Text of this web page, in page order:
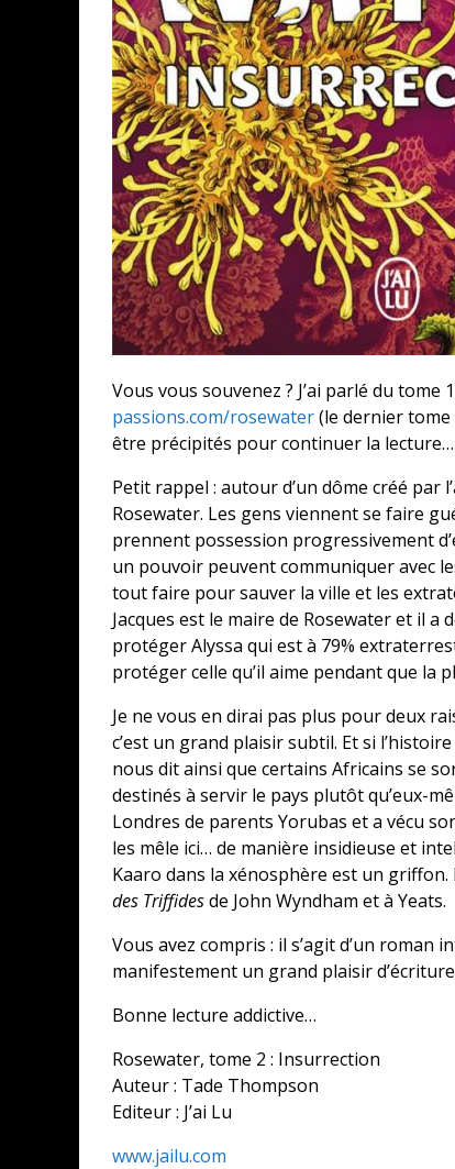
Vous vous souvenez ? J’ai parlé du tome
passions.com/rosewater(le dernier
être précipités pour continuer la lecture…
Petit rappel : autour d’un dôme créé par
Rosewater. Les gens viennent se faire
prennent possession progressivement
un pouvoir peuvent communiquer avec
tout faire pour sauver la ville et les
Jacques est le maire de Rosewater et il a
protéger Alyssa qui est à 79%
protéger celle qu’il aime pendant que la
Je ne vous en dirai pas plus pour deux
c’est un grand plaisir subtil. Et si
nous dit ainsi que certains Africains se
destinés à servir le pays plutôt qu’eux-
Londres de parents Yorubas et a vécu
les mêle ici… de manière insidieuse et
Kaaro dans la xénosphère est un
des Triffidesde John Wyndham et à Yeats.
Vous avez compris : il s’agit d’un roman
manifestement un grand plaisir
Bonne lecture addictive…
Rosewater, tome 2 : Insurrection
Auteur : Tade Thompson
Editeur : J’ai Lu
www.jailu.com